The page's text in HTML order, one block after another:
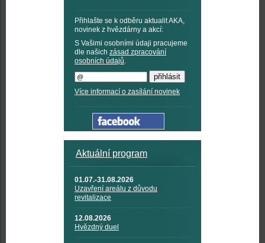
Přihlašte se k odběru aktualit AKA,
novinek z hvězdárny a akcí:
S Vašimi osobními údaji pracujeme
dle našich zásad zpracování
osobních údajů.
Více informací o zasílání novinek
Aktuální program
01.07.-31.08.2026
Uzavření areálu z důvodu
revitalizace
12.08.2026
Hvězdný duel